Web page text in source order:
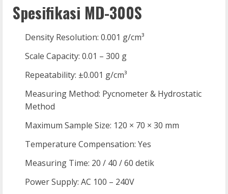
Spesifikasi MD-300S
Density Resolution: 0.001 g/cm³
Scale Capacity: 0.01 – 300 g
Repeatability: ±0.001 g/cm³
Measuring Method: Pycnometer & Hydrostatic
Method
Maximum Sample Size: 120 × 70 × 30 mm
Temperature Compensation: Yes
Measuring Time: 20 / 40 / 60 detik
Power Supply: AC 100 – 240V